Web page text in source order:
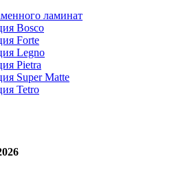
ламинат
Bosco
Forte
Legno
Pietra
Super Matte
Tetro